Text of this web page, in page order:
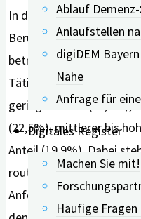
Ablauf
Anlaufstellen
digiDEM
Nähe
Anfrage für
Digitales Register
Machen Sie mit!
Häufige Fragen
In der Studie wurden 305
Berufe der 7.004
betrachtet und anhand
Tätigkeiten in vier
geringer Anteil (20,4%),
(22,5%), mittlerer bis
Anteil (19,9%). Dabei
routinemäßigen
Anforderungen im Beruf